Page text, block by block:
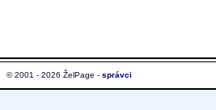
© 2001 - 2026 ŽelPage - správci